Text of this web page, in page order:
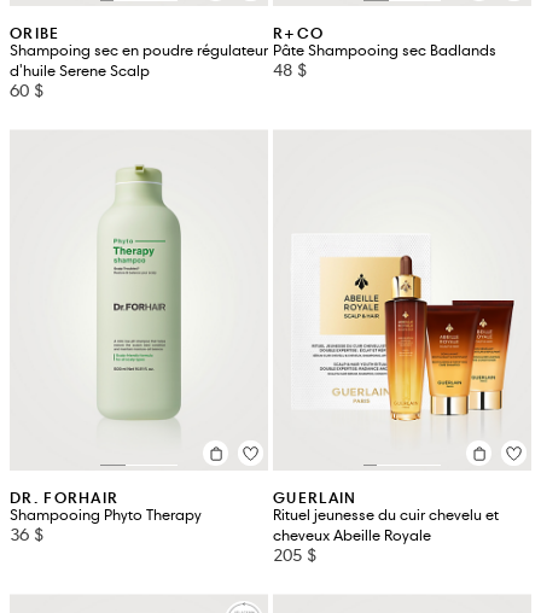
ORIBE
Shampoing sec en poudre régulateur
d'huile Serene Scalp
60 $
R+CO
Pâte Shampooing sec Badlands
48 $
DR. FORHAIR
Shampooing Phyto Therapy
36 $
GUERLAIN
Rituel jeunesse du cuir chevelu et
cheveux Abeille Royale
205 $